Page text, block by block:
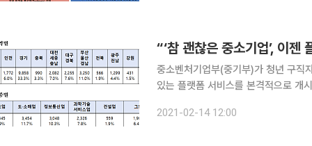
“‘참 괜찮은 중소기업’, 이젠
중소벤처기업부(중기부)가 청년 구직
있는 플랫폼 서비스를 본격적으로 개시한다. 중기부는 15일부터 약 3만 개 우수 중소
이 또는 앱스토어를 통해 모바일 애플
2021-02-14 12:00